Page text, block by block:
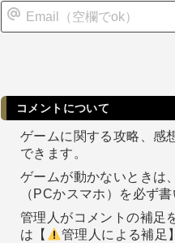
コメントについて
ゲームに関する攻略、感
できます。
ゲームが動かないときは
（PCかスマホ）を必ず書
管理人がコメントの補足
は【
管理人による補足